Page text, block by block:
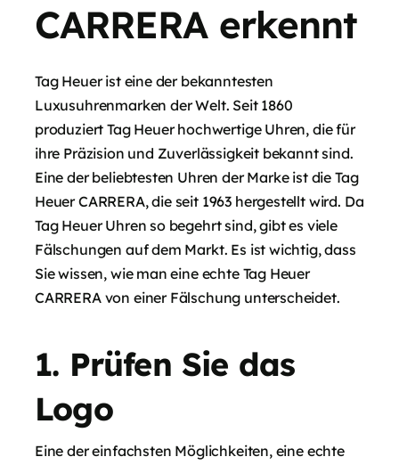
CARRERA erkennt
Tag Heuer ist eine der bekanntesten
Luxusuhrenmarken der Welt. Seit 1860
produziert Tag Heuer hochwertige Uhren, die für
ihre Präzision und Zuverlässigkeit bekannt sind.
Eine der beliebtesten Uhren der Marke ist die Tag
Heuer CARRERA, die seit 1963 hergestellt wird. Da
Tag Heuer Uhren so begehrt sind, gibt es viele
Fälschungen auf dem Markt. Es ist wichtig, dass
Sie wissen, wie man eine echte Tag Heuer
CARRERA von einer Fälschung unterscheidet.
1. Prüfen Sie das
Logo
Eine der einfachsten Möglichkeiten, eine echte